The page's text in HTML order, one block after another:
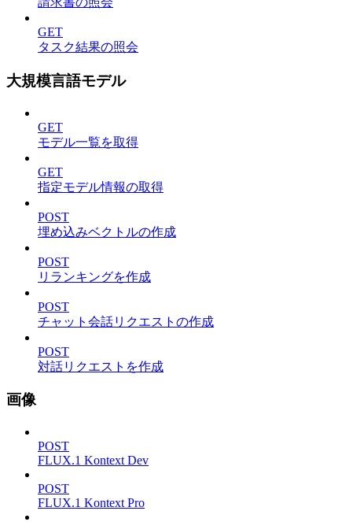
GET
タスク結果の照会
大規模言語モデル
GET
モデル一覧を取得
GET
指定モデル情報の取得
POST
埋め込みベクトルの作成
POST
リランキングを作成
POST
チャット会話リクエストの作成
POST
対話リクエストを作成
画像
POST
FLUX.1 Kontext Dev
POST
FLUX.1 Kontext Pro